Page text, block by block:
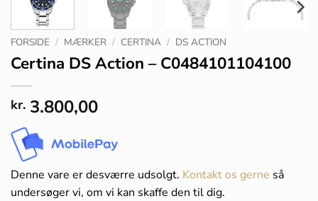
FORSIDE / MÆRKER / CERTINA / DS ACTION
Certina DS Action – C0484101104100
kr. 3.800,00
Denne vare er desværre udsolgt. Kontakt os gerne så
undersøger vi, om vi kan skaffe den til dig.